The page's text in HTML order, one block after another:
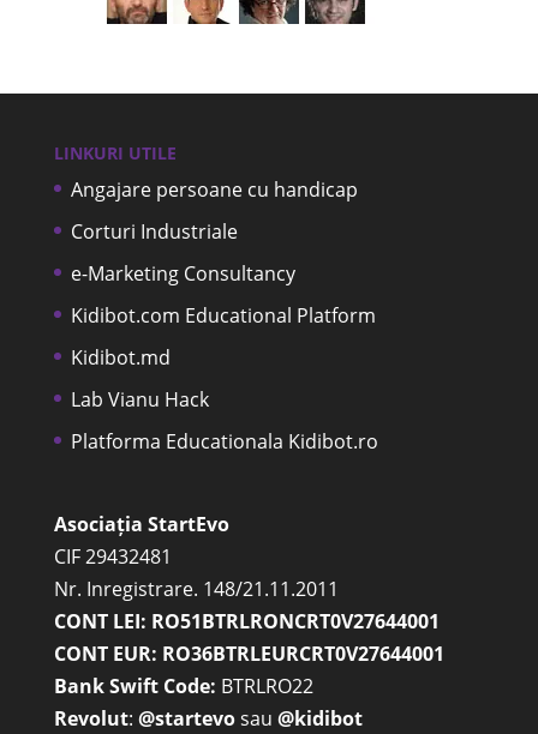
LINKURI UTILE
Angajare persoane cu handicap
Corturi Industriale
e-Marketing Consultancy
Kidibot.com Educational Platform
Kidibot.md
Lab Vianu Hack
Platforma Educationala Kidibot.ro
Asociația StartEvo
CIF 29432481
Nr. Inregistrare. 148/21.11.2011
CONT LEI: RO51BTRLRONCRT0V27644001
CONT EUR: RO36BTRLEURCRT0V27644001
Bank Swift Code: BTRLRO22
Revolut: @startevosau @kidibot